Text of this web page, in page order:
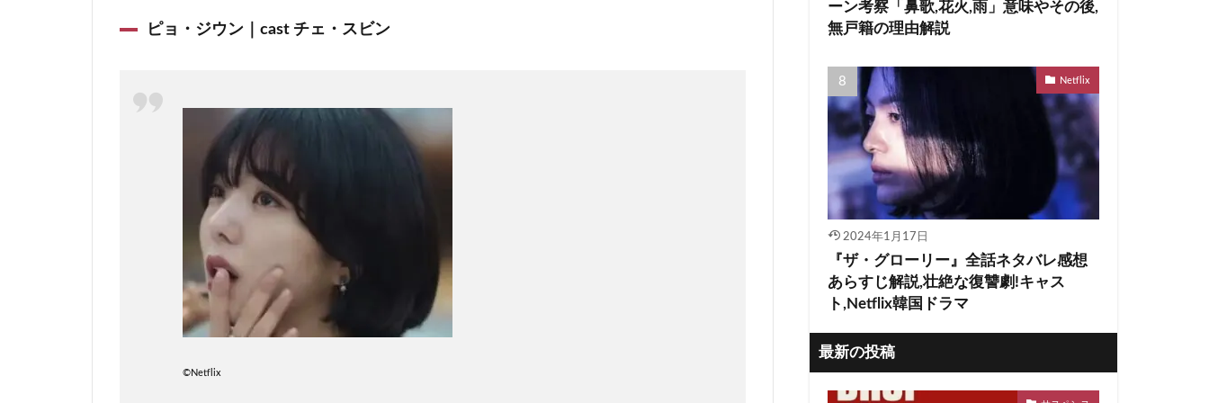
ピョ・ジウン｜cast チェ・スビン
©︎Netflix
ーン考察「鼻歌,花火,雨」意味やその後,
無戸籍の理由解説
Netflix
2024年1月17日
『ザ・グローリー』全話ネタバレ感想
あらすじ解説,壮絶な復讐劇!キャス
ト,Netflix韓国ドラマ
最新の投稿